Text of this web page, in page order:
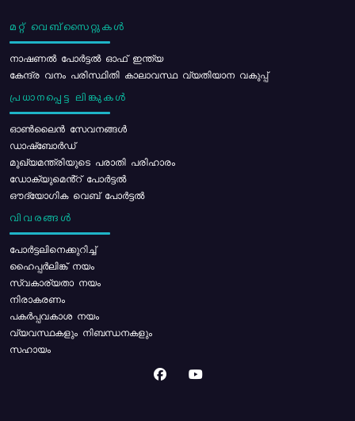
മറ്റ് വെബ്സൈറ്റുകൾ
നാഷണൽ പോർട്ടൽ ഓഫ് ഇന്ത്യ
കേന്ദ്ര വനം പരിസ്ഥിതി കാലാവസ്ഥ വ്യതിയാന വകുപ്പ്
പ്രധാനപ്പെട്ട ലിങ്കുകൾ
ഓൺലൈൻ സേവനങ്ങൾ
ഡാഷ്ബോർഡ്
മുഖ്യമന്ത്രിയുടെ പരാതി പരിഹാരം
ഡോക്യുമെൻ്റ് പോർട്ടൽ
ഔദ്യോഗിക വെബ് പോർട്ടൽ
വിവരങ്ങൾ
പോര്‍ട്ടലിനെക്കുറിച്ച്
ഹൈപ്പർലിങ്ക് നയം
സ്വകാര്യതാ നയം
നിരാകരണം
പകർപ്പവകാശ നയം
വ്യവസ്ഥകളും നിബന്ധനകളും
സഹായം